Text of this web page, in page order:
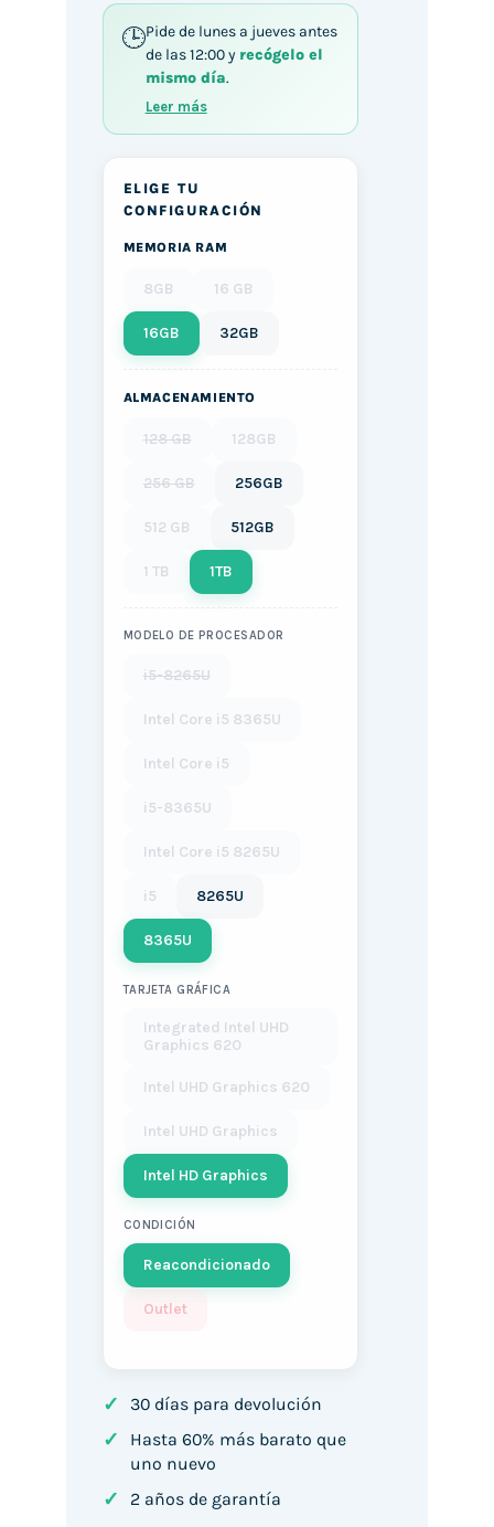
Pide de lunes a jueves antes
de las 12:00 y recógelo el
mismo día.
Leer más
ELIGE TU
CONFIGURACIÓN
MEMORIA RAM
8GB 16 GB
16GB 32GB
ALMACENAMIENTO
128 GB 128GB
256 GB 256GB
512 GB 512GB
1 TB 1TB
MODELO DE PROCESADOR
i5-8265U
Intel Core i5 8365U
Intel Core i5
i5-8365U
Intel Core i5 8265U
i5 8265U
8365U
TARJETA GRÁFICA
Integrated Intel UHD
Graphics 620
Intel UHD Graphics 620
Intel UHD Graphics
Intel HD Graphics
CONDICIÓN
Reacondicionado
Outlet
✓ 30 días para devolución
✓
Hasta 60% más barato que
uno nuevo
✓ 2 años de garantía